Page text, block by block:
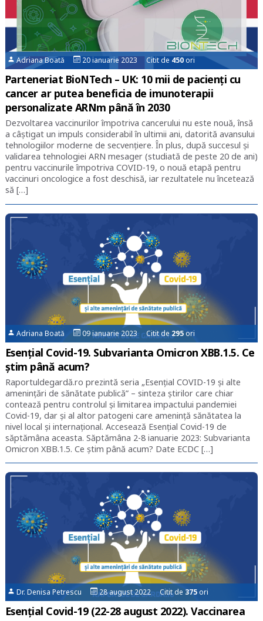
Adriana Boată 20 ianuarie 2023 Citit de 450ori
Parteneriat BioNTech – UK: 10 mii de pacienți cu
cancer ar putea beneficia de imunoterapii
personalizate ARNm până în 2030
Dezvoltarea vaccinurilor împotriva cancerului nu este nouă, însă
a câștigat un impuls considerabil în ultimii ani, datorită avansului
tehnologiilor moderne de secvențiere. În plus, după succesul și
validarea tehnologiei ARN mesager (studiată de peste 20 de ani)
pentru vaccinurile împotriva COVID-19, o nouă etapă pentru
vaccinuri oncologice a fost deschisă, iar rezultatele nu încetează
să […]
Adriana Boată 09 ianuarie 2023 Citit de295ori
Esențial Covid-19. Subvarianta Omicron XBB.1.5. Ce
știm până acum?
Raportuldegardă.ro prezintă seria „Esențial COVID-19 și alte
amenințări de sănătate publică” – sinteza știrilor care chiar
contează pentru controlul și limitarea impactului pandemiei
Covid-19, dar și al altor patogeni care amenință sănătatea la
nivel local și internațional. Accesează Esențial Covid-19 de
săptămâna aceasta. Săptămâna 2-8 ianuarie 2023: Subvarianta
Omicron XBB.1.5. Ce știm până acum? Date ECDC […]
Dr. Denisa Petrescu 28 august 2022 Citit de 375ori
Esențial Covid-19 (22-28 august 2022). Vaccinarea